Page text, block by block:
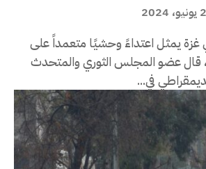
غزة يمثل اعتداءً وحشيًا متعمداً على
قال عضو المجلس الثوري والمتحدث
في...